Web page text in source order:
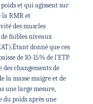
et qui agissent sur
RMR et
des muscles
faibles niveaux
Étant donné que ces
de 10-15% de l'ETP
changements de
masse maigre et de
une large mesure,
poids après une